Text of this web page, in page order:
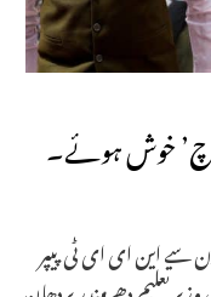
خوش ہوئے۔
سے این ای ای ٹی پیپر